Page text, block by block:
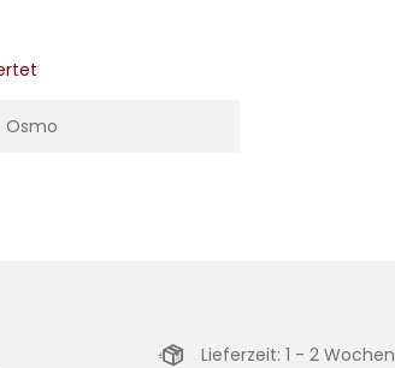
Osmo
Lieferzeit: 1 - 2 Wochen